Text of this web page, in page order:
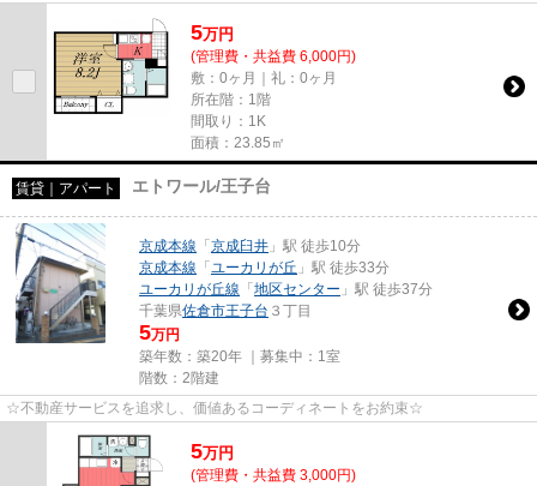
5万円
(管理費・共益費 6,000円)
敷：0ヶ月｜礼：0ヶ月
所在階：1階
間取り：1K
面積：23.85㎡
賃貸｜アパート エトワール/王子台
京成本線 「 京成臼井 」駅 徒歩10分
京成本線 「 ユーカリが丘 」駅 徒歩33分
ユーカリが丘線 「 地区センター 」駅 徒歩37分
千葉県佐倉市王子台 ３丁目
5万円
築年数：築20年 ｜募集中： 1室
階数：2階建
☆不動産サービスを追求し、価値あるコーディネートをお約束☆
5万円
(管理費・共益費 3,000円)